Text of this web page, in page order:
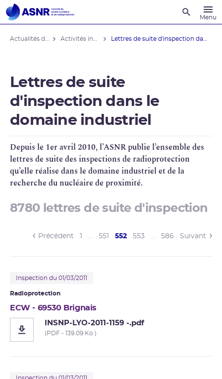
Menu
Lettres de suite
d'inspection dans le
domaine industriel
Depuis le 1er avril 2010, l’ASNR publie l’ensemble des
lettres de suite des inspections de radioprotection
qu’elle réalise dans le domaine industriel et de la
recherche dunucléaire de proximité.
8780 lettres de suite d'inspection
Précédent … 551 552(current)
553 … 586 Suivant
Inspection du 01/03/2011
Radioprotection
ECW - 69530 Brignais
INSNP-LYO-2011-1159 -.pdf
(PDF - 139.09 Ko )